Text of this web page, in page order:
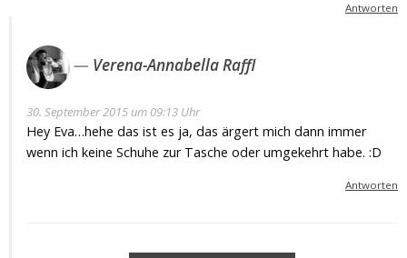
Antworten
Verena-Annabella Raffl
30. September 2015 um 09:13 Uhr
Hey Eva…hehe das ist es ja, das ärgert mich dann immer
wenn ich keine Schuhe zur Tasche oder umgekehrt habe. :D
Antworten